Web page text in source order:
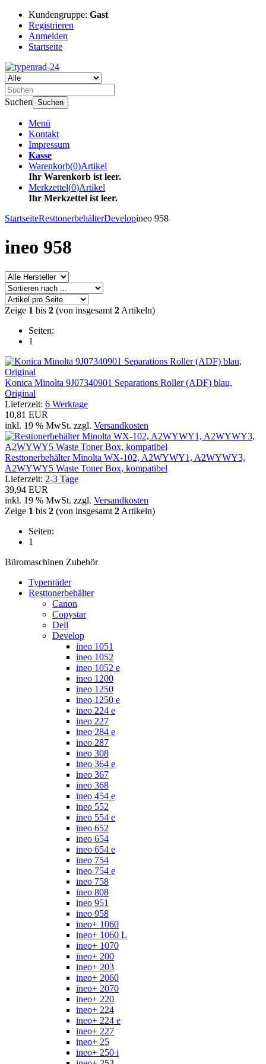
Kundengruppe: Gast
Registrieren
Anmelden
Startseite
Suchen Suchen
Menü
Kontakt
Impressum
Kasse
Warenkorb(0)Artikel
Ihr Warenkorb ist leer.
Merkzettel(0)Artikel
Ihr Merkzettel ist leer.
StartseiteResttonerbehälterDevelopineo 958
ineo 958
Zeige 1 bis 2 (von insgesamt 2 Artikeln)
Seiten:
1
Konica Minolta 9J07340901 Separations Roller (ADF) blau,
Original
Lieferzeit: 6 Werktage
10,81 EUR
inkl. 19 % MwSt. zzgl. Versandkosten
Resttonerbehälter Minolta WX-102, A2WYWY1, A2WYWY3,
A2WYWY5 Waste Toner Box, kompatibel
Lieferzeit: 2-3 Tage
39,94 EUR
inkl. 19 % MwSt. zzgl. Versandkosten
Zeige 1 bis 2 (von insgesamt 2 Artikeln)
Seiten:
1
Büromaschinen Zubehör
Typenräder
Resttonerbehälter
Canon
Copystar
Dell
Develop
ineo 1051
ineo 1052
ineo 1052 e
ineo 1200
ineo 1250
ineo 1250 e
ineo 224 e
ineo 227
ineo 284 e
ineo 287
ineo 308
ineo 364 e
ineo 367
ineo 368
ineo 454 e
ineo 552
ineo 554 e
ineo 652
ineo 654
ineo 654 e
ineo 754
ineo 754 e
ineo 758
ineo 808
ineo 951
ineo 958
ineo+ 1060
ineo+ 1060 L
ineo+ 1070
ineo+ 200
ineo+ 203
ineo+ 2060
ineo+ 2070
ineo+ 220
ineo+ 224
ineo+ 224 e
ineo+ 227
ineo+ 25
ineo+ 250 i